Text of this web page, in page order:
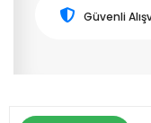
Güvenli